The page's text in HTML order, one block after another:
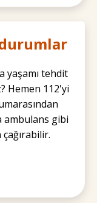
yaşamı tehdit
Hemen 112'yi
ambulans gibi